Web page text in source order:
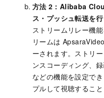
方法 2：Alibaba
ス・プッシュ転送を行
ストリームリレー機
リームは
ーされます。ストリ
ンスコーディング、
などの機能を設定で
プルして視聴すること